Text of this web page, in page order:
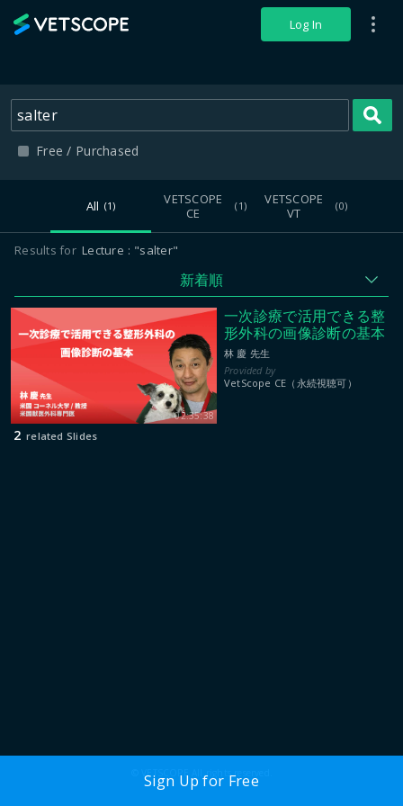
Log In
Sign Up for Free
Free / Purchased
All (1)
VETSCOPE
CE
(1)
VETSCOPE
VT
(0)
Results for Lecture "salter"
新着順
02:35:38
一次診療で活用できる整
形外科の画像診断の基本
林 慶 先生
VetScope CE（永続視聴可）
2 related Slides
© VETSCOPE All rights reserved.